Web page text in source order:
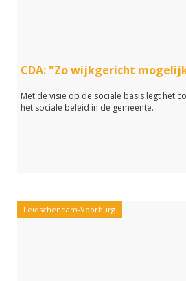
CDA: "Zo wijkgericht
Met de visie op de sociale basis legt het
het sociale beleid in de gemeente.
Leidschendam-Voorburg